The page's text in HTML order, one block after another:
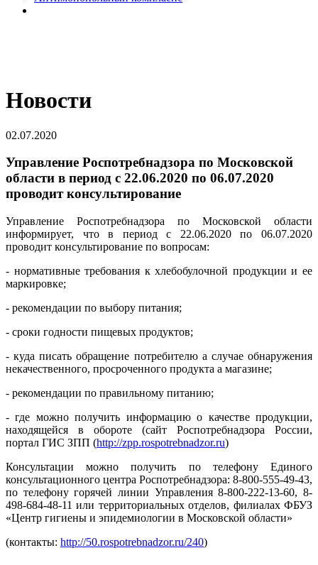
Новости
02.07.2020
Управление Роспотребнадзора по Московской
области в период с 22.06.2020 по 06.07.2020
проводит консультирование
Управление Роспотребнадзора по Московской области
информирует, что в период с 22.06.2020 по 06.07.2020
проводит консультирование по вопросам:
- нормативные требования к хлебобулочной продукции и ее
маркировке;
- рекомендации по выбору питания;
- сроки годности пищевых продуктов;
- куда писать обращение потребителю а случае обнаружения
некачественного, просроченного продукта а магазине;
- рекомендации по правильному питанию;
- где можно получить информацию о качестве продукции,
находящейся в обороте (сайт Роспотребнадзора России,
портал ГИС ЗПП (http://zpp.rospotrebnadzor.ru)
Консультации можно получить по телефону Единого
консультационного центра Роспотребнадзора: 8-800-555-49-43,
по телефону горячей линии Управления 8-800-222-13-60, 8-
498-684-48-11 или территориальных отделов, филиалах ФБУЗ
«Центр гигиены и эпидемиологии в Московской области»
(контакты: http://50.rospotrebnadzor.ru/240)